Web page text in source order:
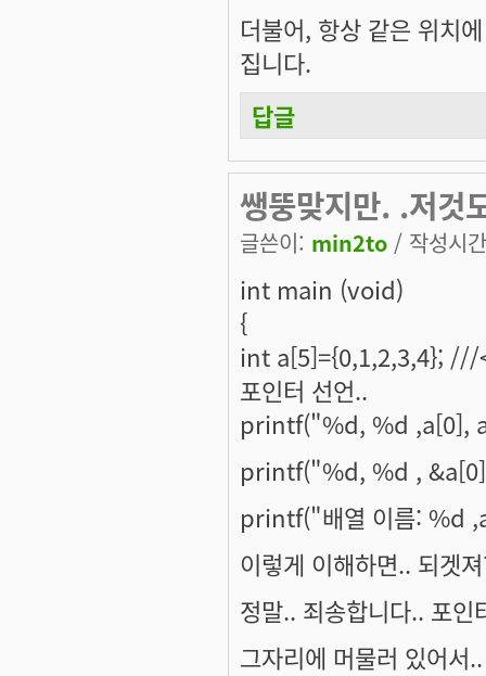
더불어, 항상 같은 위치
집니다.
답글
쌩뚱맞지만. .저것
글쓴이: min2to / 작성시
int main (void)
{
int a[5]={0,1,2,3,4}; ///
포인터 선언..
printf("%d, %d ,a[0],
printf("%d, %d ,
printf("배열 이름: %d
이렇게 이해하면.. 되겟
정말.. 죄송합니다.. 포
그자리에 머물러 있어서